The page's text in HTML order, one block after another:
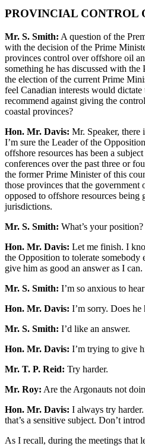
PROVINCIAL CONTROL
Mr. S. Smith: A question of the
with the decision of the Prime
provinces control over offshore oil
something he has discussed with
the election of the current Prime
feel Canadian interests would
recommend against giving the
coastal provinces?
Hon. Mr. Davis: Mr. Speaker, there
I’m sure the Leader of the
offshore resources has been a
conferences over the past three or
the former Prime Minister of this
those provinces that the government
opposed to offshore resources being
jurisdictions.
Mr. S. Smith: What’s your position?
Hon. Mr. Davis: Let me finish. I
the Opposition to tolerate
give him as good an answer as I can.
Mr. S. Smith: I’m so anxious to
Hon. Mr. Davis: I’m sorry. Does he
Mr. S. Smith: I’d like an answer.
Hon. Mr. Davis: I’m trying to give
Mr. T. P. Reid: Try harder.
Mr. Roy: Are the Argonauts not
Hon. Mr. Davis: I always try
that’s a sensitive subject. Don’t
As I recall, during the meetings that